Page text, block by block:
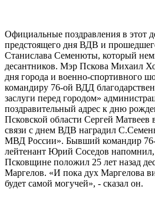
Официальные поздравления в этот
предстоящего дня ВДВ и
Станислава Семенюты, который
десантников. Мэр Пскова Михаил
дня города и военно-спортивного
командиру 76-ой ВДД
заслуги перед городом»
поздравительный адрес к дню
Псковской области Сергей Матвеев
связи с днем ВДВ наградил
МВД России». Бывший командир
лейтенант Юрий Соседов напомнил,
Псковщине положил 25 лет назад
Маргелов. «И пока дух Маргелова
будет самой могучей», - сказал он.